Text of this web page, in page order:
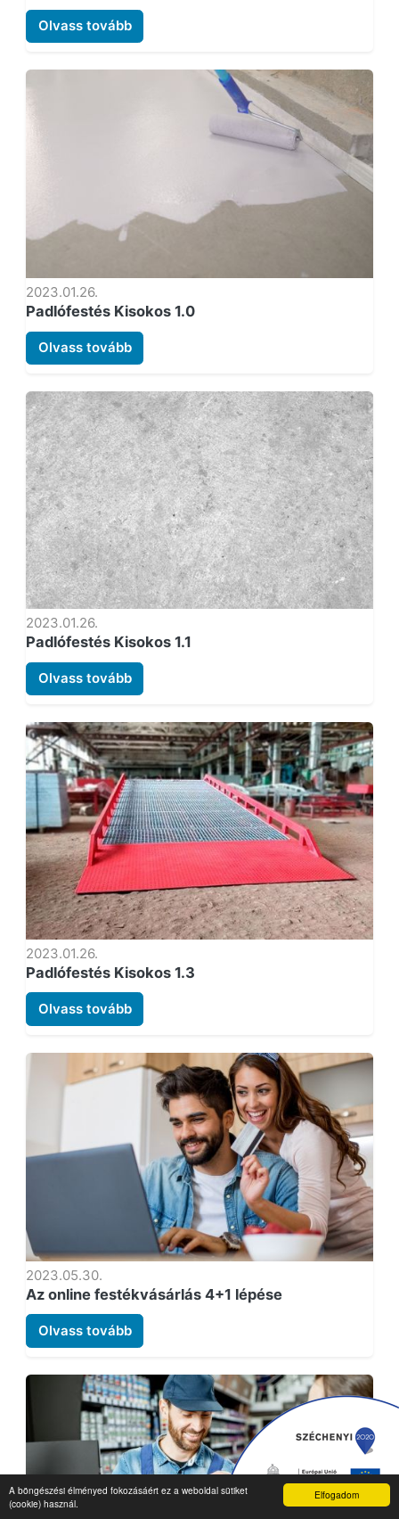
Elfogadom
A böngészési élményed fokozásáért ez a weboldal sütiket
(cookie) használ.
Olvass tovább
2023.01.26.
Padlófestés Kisokos 1.0
Olvass tovább
2023.01.26.
Padlófestés Kisokos 1.1
Olvass tovább
2023.01.26.
Padlófestés Kisokos 1.3
Olvass tovább
2023.05.30.
Az online festékvásárlás 4+1 lépése
Olvass tovább